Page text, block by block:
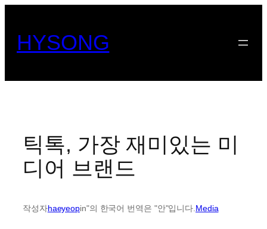
HYSONG
틱톡, 가장 재미있는 미
디어 브랜드
작성자haeyeopin"의 한국어 번역은 "안"입니다.Media